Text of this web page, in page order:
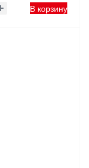
В корзину